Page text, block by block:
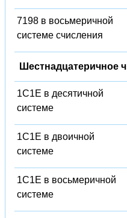
7198 в восьмеричной
системе счисления
Шестнадцатеричное
1C1E в десятичной
системе
1C1E в двоичной
системе
1C1E в восьмеричной
системе